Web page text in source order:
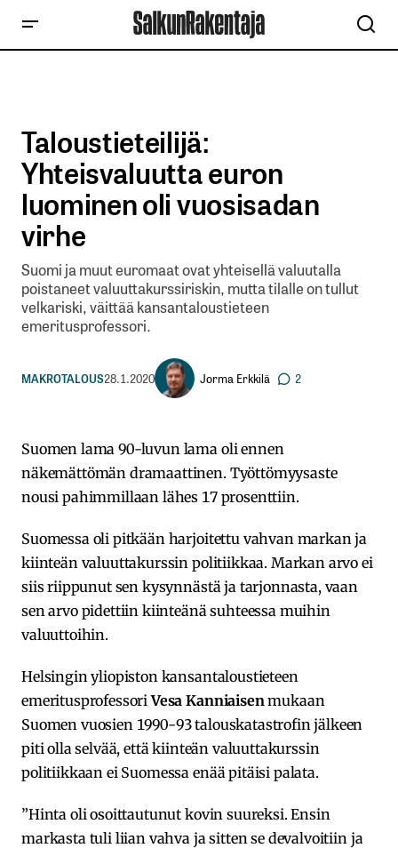
Taloustieteilijä:
Yhteisvaluutta euron
luominen oli vuosisadan
virhe
Suomi ja muut euromaat ovat yhteisellä valuutalla
poistaneet valuuttakurssiriskin, mutta tilalle on tullut
velkariski, väittää kansantaloustieteen
emeritusprofessori.
MAKROTALOUS28.1.2020 Jorma Erkkilä 2
Suomen lama 90-luvun lama oli ennen
näkemättömän dramaattinen. Työttömyysaste
nousi pahimmillaan lähes 17 prosenttiin.
Suomessa oli pitkään harjoitettu vahvan markan ja
kiinteän valuuttakurssin politiikkaa. Markan arvo ei
siis riippunut sen kysynnästä ja tarjonnasta, vaan
sen arvo pidettiin kiinteänä suhteessa muihin
valuuttoihin.
Helsingin yliopiston kansantaloustieteen
emeritusprofessoriVesa Kanniaisen mukaan
Suomen vuosien 1990-93 talouskatastrofin jälkeen
piti olla selvää, että kiinteän valuuttakurssin
politiikkaan ei Suomessa enää pitäisi palata.
”Hinta oli osoittautunut kovin suureksi. Ensin
markasta tuli liian vahva ja sitten se devalvoitiin ja